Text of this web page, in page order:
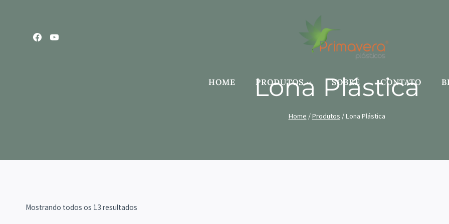
HOME PRODUTOS SOBRE CONTATO
Lona Plástica
Home /Produtos /Lona Plástica
Mostrando todos os 13 resultados